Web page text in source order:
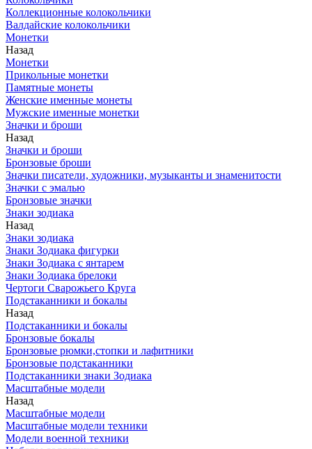
Коллекционные колокольчики
Валдайские колокольчики
Монетки
Назад
Монетки
Прикольные монетки
Памятные монеты
Женские именные монеты
Мужские именные монетки
Значки и броши
Назад
Значки и броши
Бронзовые броши
Значки писатели, художники, музыканты и знаменитости
Значки с эмалью
Бронзовые значки
Знаки зодиака
Назад
Знаки зодиака
Знаки Зодиака фигурки
Знаки Зодиака с янтарем
Знаки Зодиака брелоки
Чертоги Сварожьего Круга
Подстаканники и бокалы
Назад
Подстаканники и бокалы
Бронзовые бокалы
Бронзовые рюмки,стопки и лафитники
Бронзовые подстаканники
Подстаканники знаки Зодиака
Масштабные модели
Назад
Масштабные модели
Масштабные модели техники
Модели военной техники